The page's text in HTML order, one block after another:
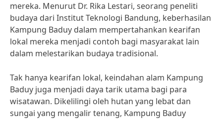
mereka. Menurut Dr. Rika Lestari, seorang peneliti
budaya dari Institut Teknologi Bandung, keberhasilan
Kampung Baduy dalam mempertahankan kearifan
lokal mereka menjadi contoh bagi masyarakat lain
dalam melestarikan budaya tradisional.
Tak hanya kearifan lokal, keindahan alam Kampung
Baduy juga menjadi daya tarik utama bagi para
wisatawan. Dikelilingi oleh hutan yang lebat dan
sungai yang mengalir tenang, Kampung Baduy